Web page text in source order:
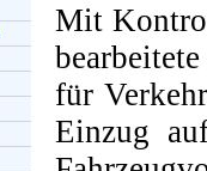
Mit
für
Einzug